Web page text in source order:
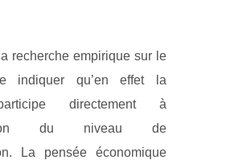
recherche empirique sur le
indiquer qu’en effet la
directement à
du niveau de
La pensée économique